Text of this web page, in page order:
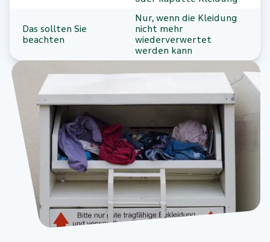
Das sollten Sie
beachten
Nur, wenn die Kleidung
nicht mehr
wiederverwertet
werden kann